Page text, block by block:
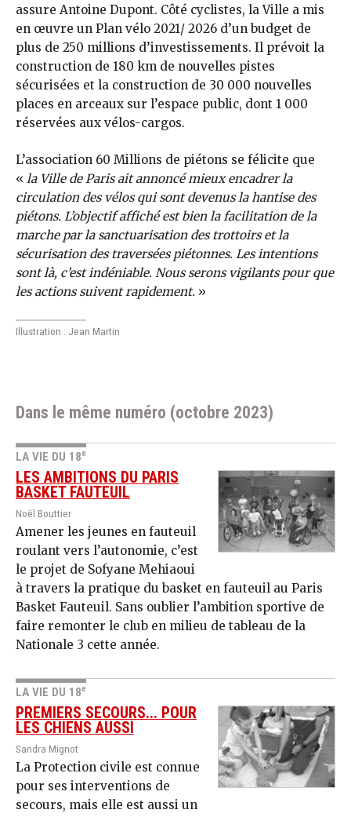
assure Antoine Dupont. Côté cyclistes, la Ville a mis
en œuvre un Plan vélo 2021/ 2026 d’un budget de
plus de 250 millions d’investissements. Il prévoit la
construction de 180 km de nouvelles pistes
sécurisées et la construction de 30 000 nouvelles
places en arceaux sur l’espace public, dont 1 000
réservées aux vélos-cargos.
L’association 60 Millions de piétons se félicite que
« la Ville de Paris ait annoncé mieux encadrer la
circulation des vélos qui sont devenus la hantise des
piétons. L’objectif affiché est bien la facilitation de la
marche par la sanctuarisation des trottoirs et la
sécurisation des traversées piétonnes. Les intentions
sont là, c’est indéniable. Nous serons vigilants pour que
les actions suivent rapidement. »
Illustration : Jean Martin
Dans le même numéro (octobre 2023)
LA VIE DU 18e
LES AMBITIONS DU PARIS
BASKET FAUTEUIL
Noël Bouttier
Amener les jeunes en fauteuil
roulant vers l’autonomie, c’est
le projet de Sofyane Mehiaoui
à travers la pratique du basket en fauteuil au Paris
Basket Fauteuil. Sans oublier l’ambition sportive de
faire remonter le club en milieu de tableau de la
Nationale 3 cette année.
LA VIE DU 18e
PREMIERS SECOURS... POUR
LES CHIENS AUSSI
Sandra Mignot
La Protection civile est connue
pour ses interventions de
secours, mais elle est aussi un